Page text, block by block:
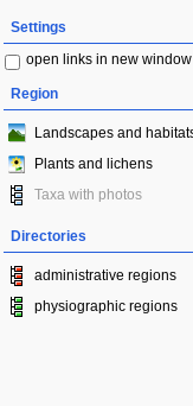
Settings
open links in new window
Region
Landscapes and
Plants and lichens
Taxa with photos
Directories
administrative regions
physiographic regions